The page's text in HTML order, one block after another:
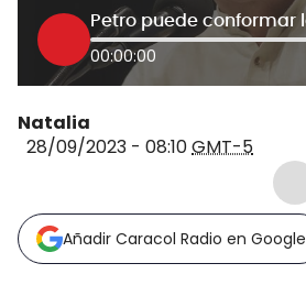
00:00:00
Natalia
28/09/2023 - 08:10GMT-5
Añadir Caracol Radio en Google